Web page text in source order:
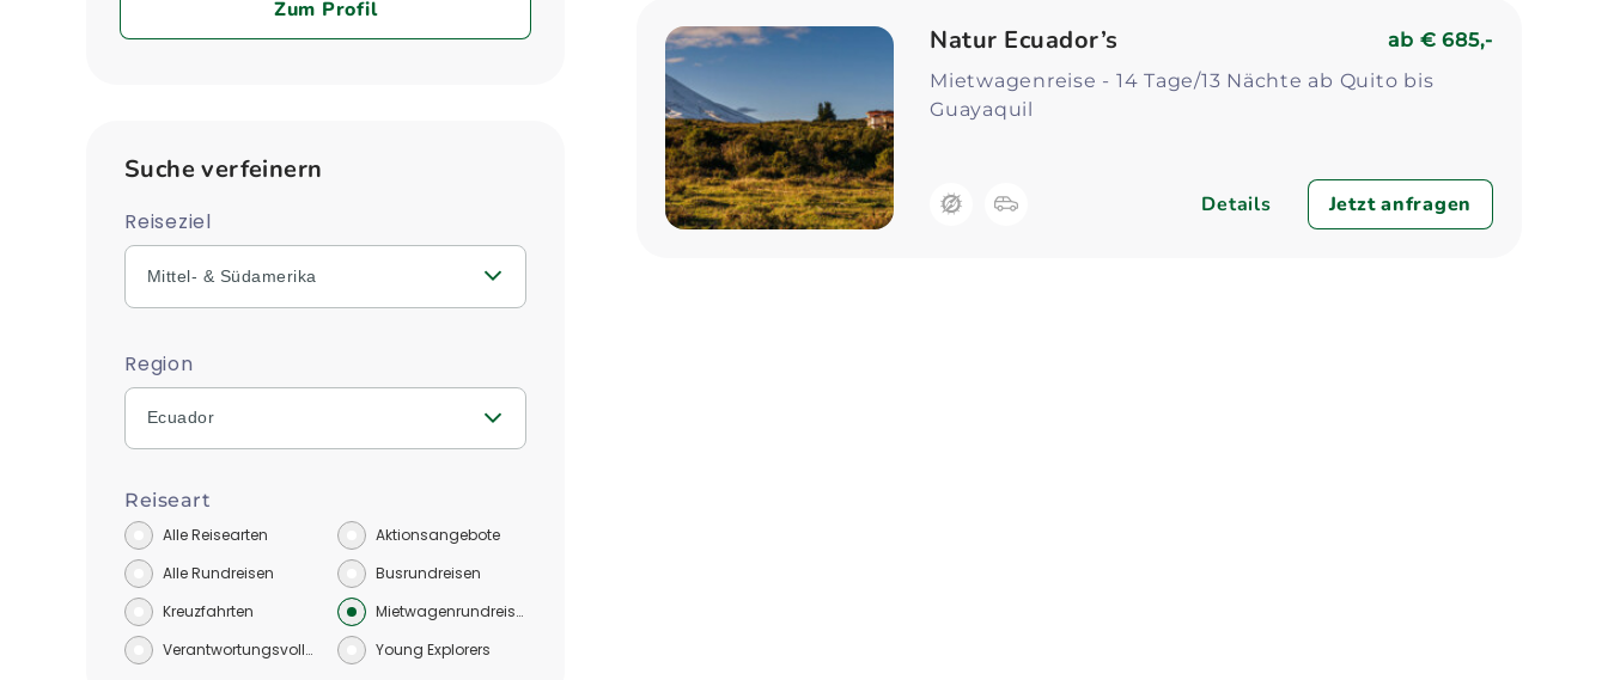
Natur Ecuador’s ab € 685,-
Mietwagenreise - 14 Tage/13 Nächte ab Quito bis
Guayaquil
Details Jetzt anfragen
Zum Profil
Suche verfeinern
Reiseziel
Mittel- & Südamerika
Region
Ecuador
Reiseart
Alle Reisearten
Aktionsangebote
Alle Rundreisen
Busrundreisen
Kreuzfahrten
Mietwagenrundreisen
Verantwortungsvoll reisen
Young Explorers